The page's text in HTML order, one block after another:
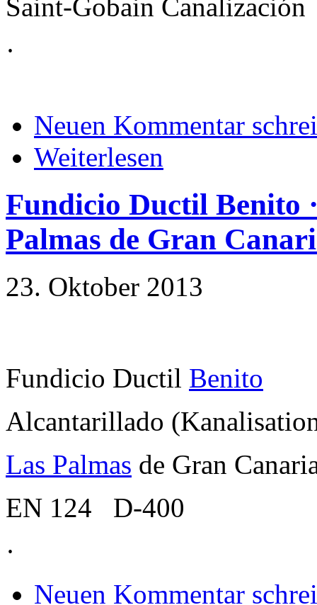
Saint-Gobain Canalización
·
Neuen Kommentar
Weiterlesen
Fundicio Ductil Benito
Palmas de Gran
23. Oktober 2013
Fundicio Ductil Benito
Alcantarillado
Las Palmas de Gran
EN 124 D-400
·
Neuen Kommentar